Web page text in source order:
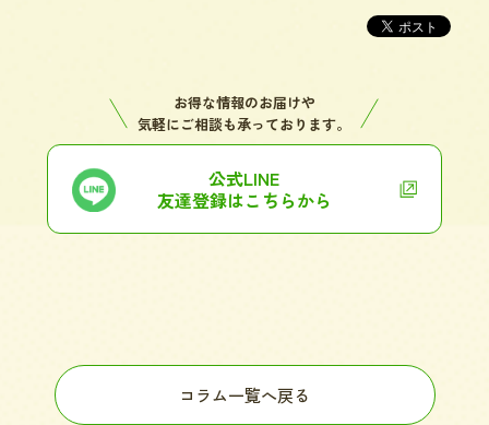
お得な情報のお届けや
気軽にご相談も承っております。
公式LINE
友達登録はこちらから
コラム一覧へ戻る